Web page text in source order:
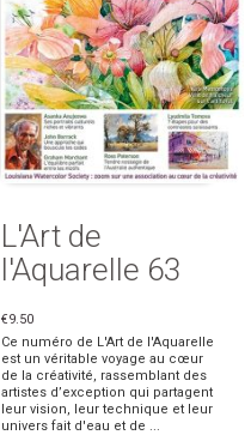
L'Art de
l'Aquarelle 63
€9.50
Ce numéro de L'Art de l'Aquarelle
est un véritable voyage au cœur
de la créativité, rassemblant des
artistes d’exception qui partagent
leur vision, leur technique et leur
univers fait d'eau et de ...